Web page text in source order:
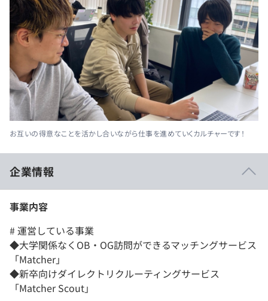
お互いの得意なことを活かし合いながら仕事を進めていくカルチャーです！
企業情報
事業内容
# 運営している事業
◆大学関係なくOB・OG訪問ができるマッチングサービス
「Matcher」
◆新卒向けダイレクトリクルーティングサービス
「Matcher Scout」